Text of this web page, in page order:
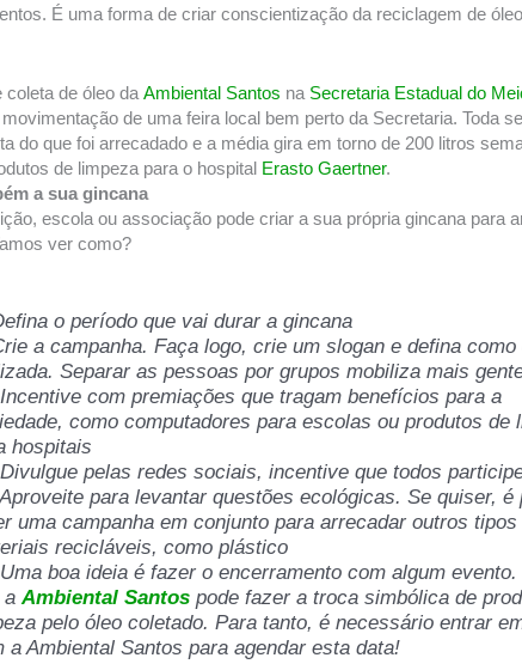
É uma forma de criar conscientização da reciclagem de
coleta de óleo daAmbiental Santos na Secretaria Estadual do
de uma feira local bem perto da Secretaria. Toda
do que foi arrecadado e a média gira em torno de 200 litros
de limpeza para o hospital Erasto Gaertner.
a sua gincana
escola ou associação pode criar a sua própria gincana para
ver como?
o período que vai durar a gincana
a campanha. Faça logo, crie um slogan e defina como
Separar as pessoas por grupos mobiliza mais
com premiações que tragam benefícios para a
como computadores para escolas ou produtos de
hospitais
pelas redes sociais, incentive que todos
para levantar questões ecológicas. Se quiser, é
uma campanha em conjunto para arrecadar outros tipos
recicláveis, como plástico
boa ideia é fazer o encerramento com algum
aAmbiental Santos pode fazer a troca simbólica de
pelo óleo coletado. Para tanto, é necessário entrar
a Ambiental Santos para agendar esta data!